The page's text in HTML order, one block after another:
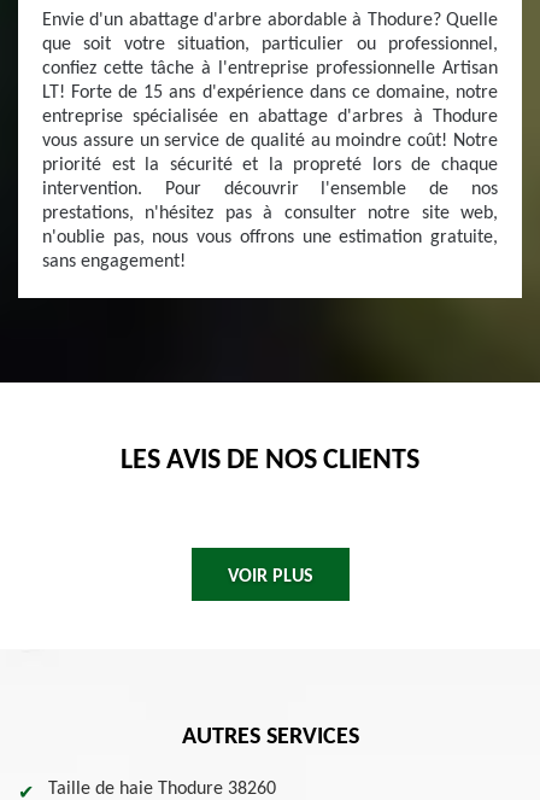
Envie d'un abattage d'arbre abordable à Thodure? Quelle
que soit votre situation, particulier ou professionnel,
confiez cette tâche à l'entreprise professionnelle Artisan
LT! Forte de 15 ans d'expérience dans ce domaine, notre
entreprise spécialisée en abattage d'arbres à Thodure
vous assure un service de qualité au moindre coût! Notre
priorité est la sécurité et la propreté lors de chaque
intervention. Pour découvrir l'ensemble de nos
prestations, n'hésitez pas à consulter notre site web,
n'oublie pas, nous vous offrons une estimation gratuite,
sans engagement!
LES AVIS DE NOS CLIENTS
VOIR PLUS
AUTRES SERVICES
Taille de haie Thodure 38260